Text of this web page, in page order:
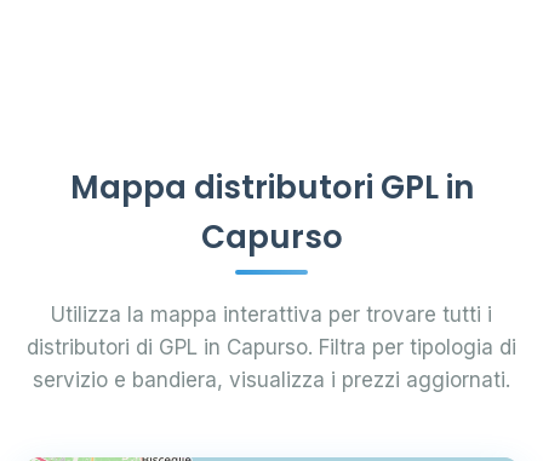
Mappa distributori GPL in
Capurso
Utilizza la mappa interattiva per trovare tutti i
distributori di GPL in Capurso. Filtra per tipologia di
servizio e bandiera, visualizza i prezzi aggiornati.